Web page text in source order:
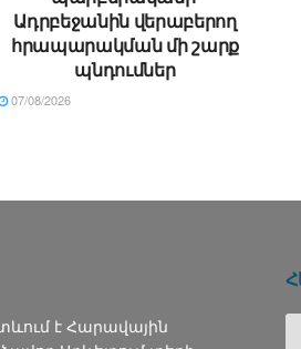
Ադրբեջանին վերաբերող
հրապարակման մի շարք
պնդումներ
07/08/2026
է Հարավային